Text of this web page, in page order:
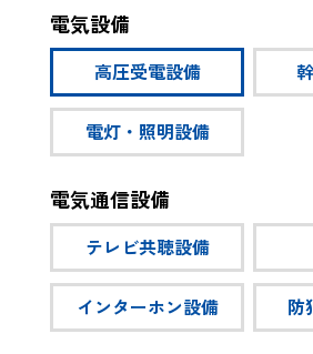
電気設備
高圧受電設備
電灯・照明設備
電気通信設備
テレビ共聴設備
インターホン設備 防